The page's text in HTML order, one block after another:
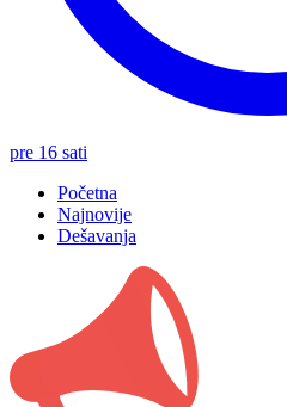
pre 16 sati
Početna
Najnovije
Dešavanja